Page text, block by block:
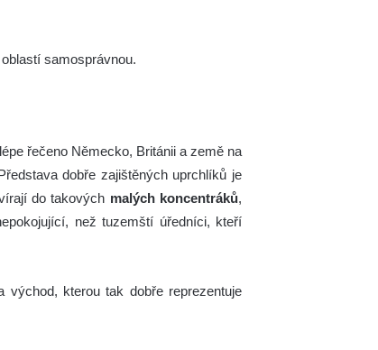
samosprávnou.
řečeno Německo, Británii a země na
dobře zajištěných uprchlíků je
do takových malých koncentráků,
než tuzemští úředníci, kteří
kterou tak dobře reprezentuje